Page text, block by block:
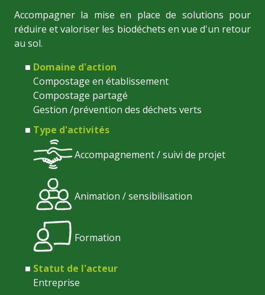
Accompagner la mise en place de solutions pour
réduire et valoriser les biodéchets en vue d'un retour
au sol.
Domaine d'action
Compostage en établissement
Compostage partagé
Gestion /prévention des déchets verts
Type d'activités
Accompagnement / suivi de projet
Animation / sensibilisation
Formation
Statut de l'acteur
Entreprise